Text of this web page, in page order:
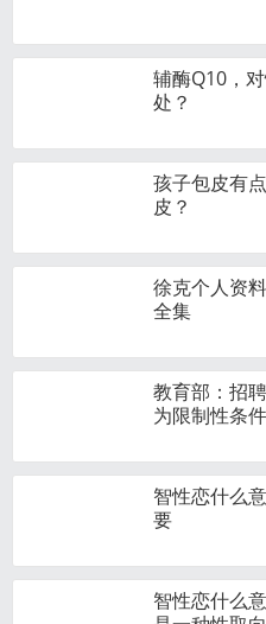
辅酶Q10，
处？
孩子包皮有
皮？
徐克个人资
全集
教育部：招
为限制性条件
智性恋什么
要
智性恋什么